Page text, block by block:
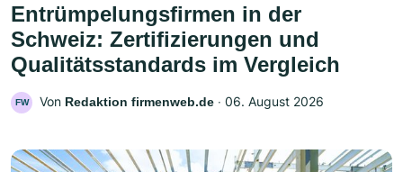
Entrümpelungsfirmen in der
Schweiz: Zertifizierungen und
Qualitätsstandards im Vergleich
FW Von Redaktion firmenweb.de ‧ 06. August 2026